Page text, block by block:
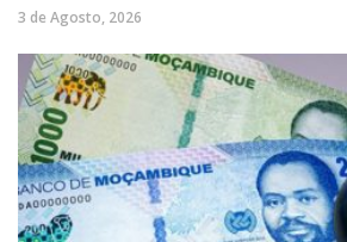
3 de Agosto, 2026